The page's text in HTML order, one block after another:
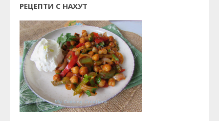
РЕЦЕПТИ С НАХУТ